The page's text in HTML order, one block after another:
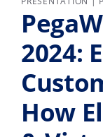
2024:
How